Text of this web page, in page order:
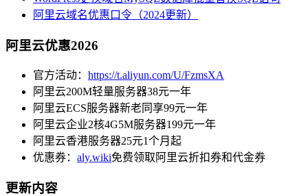
阿里云域名优惠口令（2024更新）
阿里云优惠2026
官方活动： https://t.aliyun.com/U/FzmsXA
阿里云200M轻量服务器38元一年
阿里云ECS服务器新老同享99元一年
阿里云企业2核4G5M服务器199元一年
阿里云香港服务器25元1个月起
优惠券： aly.wiki免费领取阿里云折扣券和代金券
更新内容